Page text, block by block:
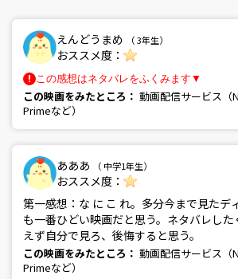
えんどうまめ （ 3年生）
おススメ度：
この感想はネタバレをふくみます▼
この映画をみたところ： 動画配信サービス（
Primeなど）
あああ （ 中学1年生）
おススメ度：
第一感想：な に こ れ。多分今まで見たデ
も一番ひどい映画だと思う。ネタバレし
えず自分で見ろ、後悔すると思う。
この映画をみたところ： 動画配信サービス（
Primeなど）